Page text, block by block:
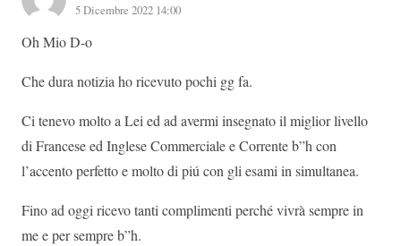
5 Dicembre 2022 14:00
Oh Mio D-o
Che dura notizia ho ricevuto pochi gg fa.
Ci tenevo molto a Lei ed ad avermi insegnato il miglior livello
di Francese ed Inglese Commerciale e Corrente b”h con
l’accento perfetto e molto di piú con gli esami in simultanea.
Fino ad oggi ricevo tanti complimenti perché vivrà sempre in
me e per sempre b”h.